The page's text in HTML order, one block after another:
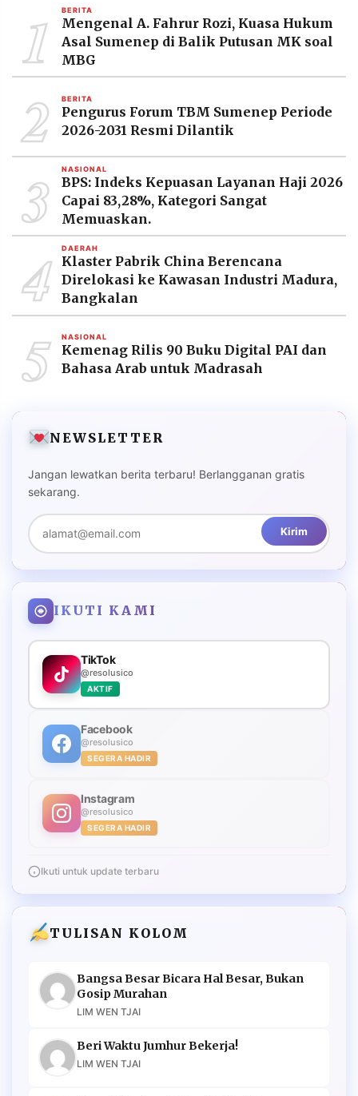
©
Resolusi.co
2026
RESOLUSI
MEDIA
PRAMUDITA
1 BERITA
Mengenal A. Fahrur Rozi, Kuasa Hukum
Asal Sumenep di Balik Putusan MK soal
MBG
2 BERITA
Pengurus Forum TBM Sumenep Periode
2026-2031 Resmi Dilantik
3 NASIONAL
BPS: Indeks Kepuasan Layanan Haji 2026
Capai 83,28%, Kategori Sangat
Memuaskan.
4 DAERAH
Klaster Pabrik China Berencana
Direlokasi ke Kawasan Industri Madura,
Bangkalan
5 NASIONAL
Kemenag Rilis 90 Buku Digital PAI dan
Bahasa Arab untuk Madrasah
NEWSLETTER
Jangan lewatkan berita terbaru! Berlangganan gratis
sekarang.
Kirim
IKUTI KAMI
TikTok
@resolusico
AKTIF
Facebook
@resolusico
SEGERA HADIR
Instagram
@resolusico
SEGERA HADIR
Ikuti untuk update terbaru
TULISAN KOLOM
Bangsa Besar Bicara Hal Besar, Bukan
Gosip Murahan
LIM WEN TJAI
Beri Waktu Jumhur Bekerja!
LIM WEN TJAI